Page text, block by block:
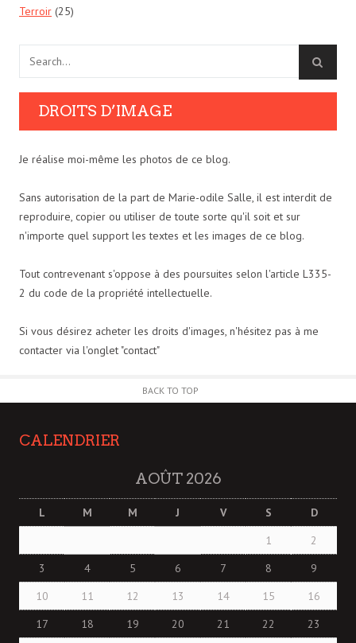
Terroir (25)
DROITS D’IMAGE
Je réalise moi-même les photos de ce blog.
Sans autorisation de la part de Marie-odile Salle, il est interdit de
reproduire, copier ou utiliser de toute sorte qu'il soit et sur
n'importe quel support les textes et les images de ce blog.
Tout contrevenant s'oppose à des poursuites selon l'article L335-
2 du code de la propriété intellectuelle.
Si vous désirez acheter les droits d'images, n'hésitez pas à me
contacter via l'onglet "contact"
BACK TO TOP
CALENDRIER
AOÛT 2026
L M M J V S D
1
2
3
4 5 6 7 8
9
10
11 12 13 14 15
16
17
18 19 20 21 22
23